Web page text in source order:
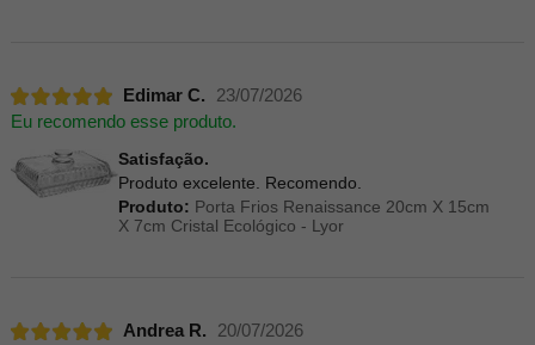
Edimar C.
23/07/2026
Eu recomendo esse produto.
Satisfação.
Produto excelente. Recomendo.
Produto: Porta Frios Renaissance 20cm X 15cm
X 7cm Cristal Ecológico - Lyor
Andrea R.
20/07/2026